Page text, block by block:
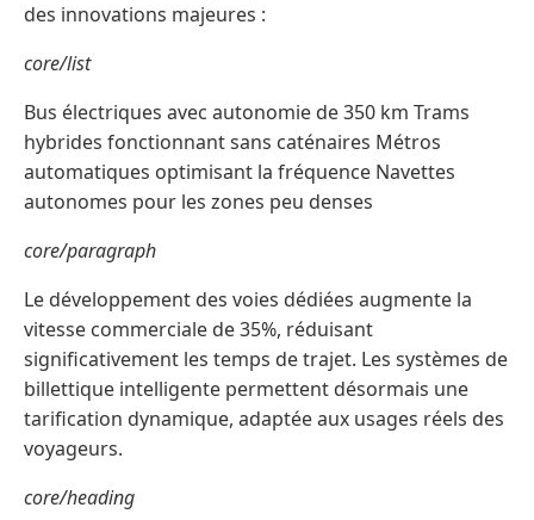
des innovations majeures :
core/list
Bus électriques avec autonomie de 350 km Trams
hybrides fonctionnant sans caténaires Métros
automatiques optimisant la fréquence Navettes
autonomes pour les zones peu denses
core/paragraph
Le développement des voies dédiées augmente la
vitesse commerciale de 35%, réduisant
significativement les temps de trajet. Les systèmes de
billettique intelligente permettent désormais une
tarification dynamique, adaptée aux usages réels des
voyageurs.
core/heading